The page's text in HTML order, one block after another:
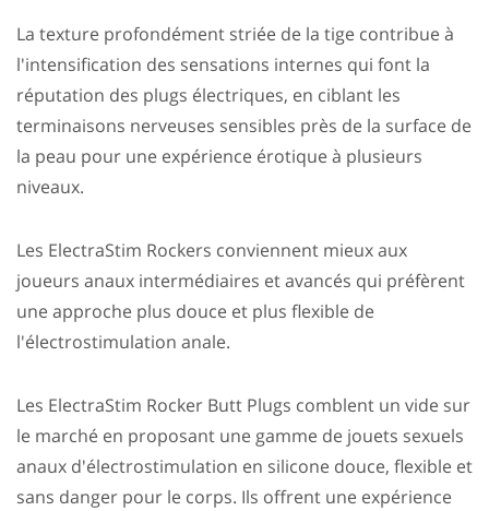
La texture profondément striée de la tige contribue à
l'intensification des sensations internes qui font la
réputation des plugs électriques, en ciblant les
terminaisons nerveuses sensibles près de la surface de
la peau pour une expérience érotique à plusieurs
niveaux.
Les ElectraStim Rockers conviennent mieux aux
joueurs anaux intermédiaires et avancés qui préfèrent
une approche plus douce et plus flexible de
l'électrostimulation anale.
Les ElectraStim Rocker Butt Plugs comblent un vide sur
le marché en proposant une gamme de jouets sexuels
anaux d'électrostimulation en silicone douce, flexible et
sans danger pour le corps. Ils offrent une expérience